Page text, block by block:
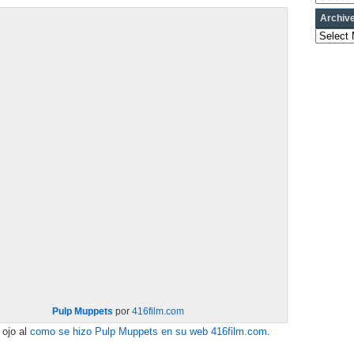
Pulp Muppets por 416film.com
al como se hizo Pulp Muppets en su web 416film.com
Archives